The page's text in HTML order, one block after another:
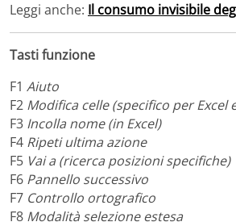
Leggi anche: Il consumo invisibile
Tasti funzione
F1 Aiuto
F2 Modifica celle (specifico per Excel
F3 Incolla nome (in Excel)
F4 Ripeti ultima azione
F5 Vai a (ricerca posizioni specifiche)
F6 Pannello successivo
F7 Controllo ortografico
F8 Modalità selezione estesa